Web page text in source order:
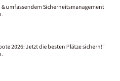
umfassendem Sicherheitsmanagement
2026: Jetzt die besten Plätze sichern!"